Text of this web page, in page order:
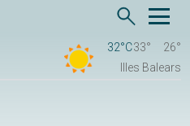
32°C33°
26°
Illes Balears